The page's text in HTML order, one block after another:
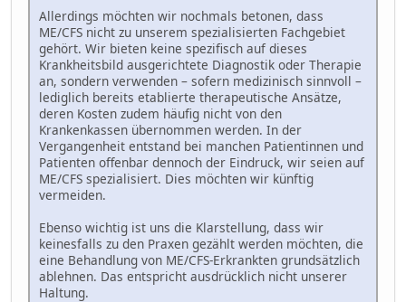
Allerdings möchten wir nochmals betonen, dass
ME/CFS nicht zu unserem spezialisierten Fachgebiet
gehört. Wir bieten keine spezifisch auf dieses
Krankheitsbild ausgerichtete Diagnostik oder Therapie
an, sondern verwenden – sofern medizinisch sinnvoll –
lediglich bereits etablierte therapeutische Ansätze,
deren Kosten zudem häufig nicht von den
Krankenkassen übernommen werden. In der
Vergangenheit entstand bei manchen Patientinnen und
Patienten offenbar dennoch der Eindruck, wir seien auf
ME/CFS spezialisiert. Dies möchten wir künftig
vermeiden.
Ebenso wichtig ist uns die Klarstellung, dass wir
keinesfalls zu den Praxen gezählt werden möchten, die
eine Behandlung von ME/CFS-Erkrankten grundsätzlich
ablehnen. Das entspricht ausdrücklich nicht unserer
Haltung.